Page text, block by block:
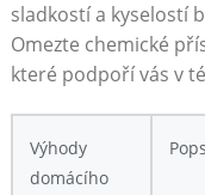
sladkostí a kyselostí
Omezte ⁣chemické
⁣které podpoří vás v
Výhody
domácího